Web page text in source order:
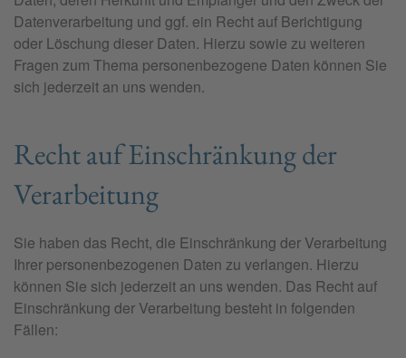
Datenverarbeitung und ggf. ein Recht auf Berichtigung
oder Löschung dieser Daten. Hierzu sowie zu weiteren
Fragen zum Thema personenbezogene Daten können Sie
sich jederzeit an uns wenden.
Recht auf Einschränkung der
Verarbeitung
Sie haben das Recht, die Einschränkung der Verarbeitung
Ihrer personenbezogenen Daten zu verlangen. Hierzu
können Sie sich jederzeit an uns wenden. Das Recht auf
Einschränkung der Verarbeitung besteht in folgenden
Fällen: